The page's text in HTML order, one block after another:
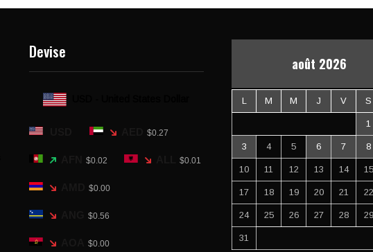
Devise
$0.27
$0.02 $0.01
$0.00
$0.56
$0.00
août 2026
L M M J V S
1
3 4 5 6 7 8
10 11 12 13 14 15
17 18 19 20 21 22
24 25 26 27 28 29
31